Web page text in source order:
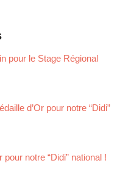
pour le Stage Régional
d’Or pour notre “Didi”
pour notre “Didi” national !